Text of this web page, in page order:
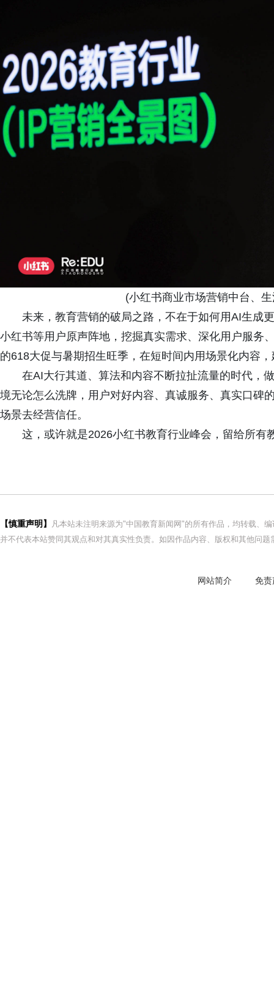
(小红书商业市场营销中台、生
未来，教育营销的破局之路，不在于如何用AI生成
小红书等用户原声阵地，挖掘真实需求、深化用户服务
的618大促与暑期招生旺季，在短时间内用场景化内容
在AI大行其道、算法和内容不断拉扯流量的时代，做
境无论怎么洗牌，用户对好内容、真诚服务、真实口碑
场景去经营信任。
这，或许就是2026小红书教育行业峰会，留给所有
【慎重声明】
凡本站未注明来源为"中国教育新闻网"的所有作品，均转载、
并不代表本站赞同其观点和对其真实性负责。如因作品内容、版权和其他问
网站简介 免责